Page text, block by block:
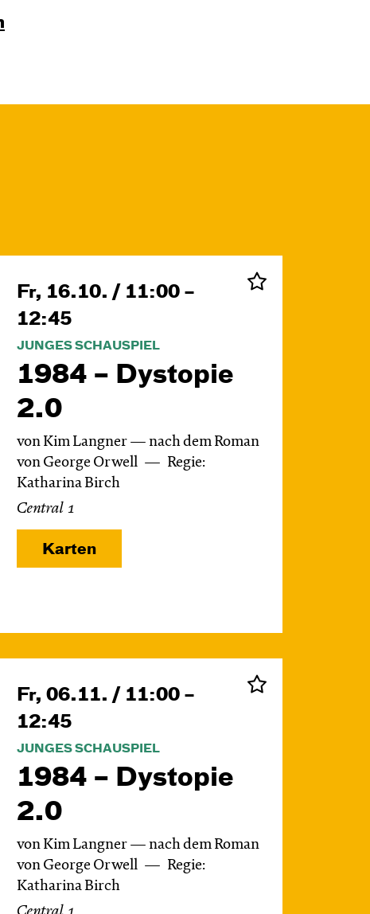
Fr, 16.10. / 11:00 –
12:45
JUNGES SCHAUSPIEL
1984 – Dystopie
2.0
von Kim Langner — nach dem Roman
von George Orwell
Regie:
Katharina Birch
Central 1
Karten
Fr, 06.11. / 11:00 –
12:45
JUNGES SCHAUSPIEL
1984 – Dystopie
2.0
von Kim Langner — nach dem Roman
von George Orwell
Regie:
Katharina Birch